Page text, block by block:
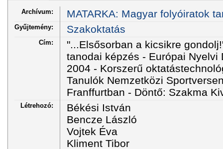
Archívum: MATARKA: Magyar folyóiratok
Gyűjtemény: Szakoktatás
Cím:
"...Elsősorban a kicsikre
tanodai képzés - Európai Nyelvi
2004 - Korszerű
Tanulók Nemzetközi
Franffurtban - Döntő: Szakma
Létrehozó:
Békési István
Bencze László
Vojtek Éva
Kliment Tibor